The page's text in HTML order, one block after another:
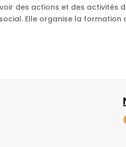
des actions et des activités
Elle organise la formation